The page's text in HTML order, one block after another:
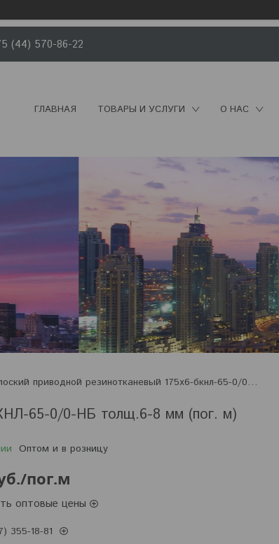
(44) 570-86-22
ГЛАВНАЯ ТОВАРЫ И УСЛУГИ О НАС
Ремень плоский приводной резинотканевый 175х6-бкнл-65-0/0-нб толщ.6-8 мм (пог. м)
65-0/0-НБ толщ.6-8 мм (пог. м)
Оптом и в розницу
/пог.м
оптовые цены
355-18-81